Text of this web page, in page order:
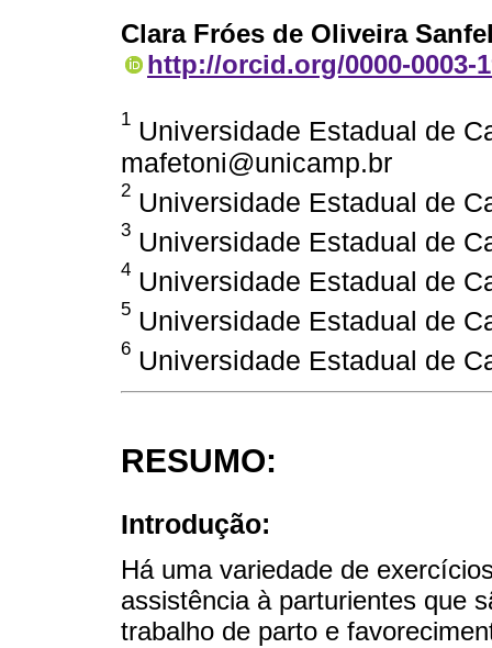
Clara Fróes de Oliveira
http://orcid.org/0000-0003-
1 Universidade Estadual de
mafetoni@unicamp.br
2 Universidade Estadual de
3 Universidade Estadual de
4 Universidade Estadual de
5 Universidade Estadual de
6 Universidade Estadual de
RESUMO:
Introdução:
Há uma variedade de
assistência à parturientes que
trabalho de parto e